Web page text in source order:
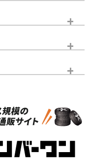
ておりますので、あら
。
新車外し品（新古
付き